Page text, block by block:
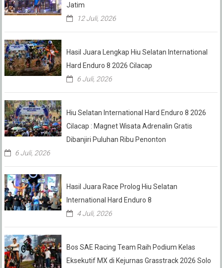
Jatim
12 Juli, 2026
Hasil Juara Lengkap Hiu Selatan International
Hard Enduro 8 2026 Cilacap
6 Juli, 2026
Hiu Selatan International Hard Enduro 8 2026
Cilacap : Magnet Wisata Adrenalin Gratis
Dibanjiri Puluhan Ribu Penonton
6 Juli, 2026
Hasil Juara Race Prolog Hiu Selatan
International Hard Enduro 8
4 Juli, 2026
Bos SAE Racing Team Raih Podium Kelas
Eksekutif MX di Kejurnas Grasstrack 2026 Solo